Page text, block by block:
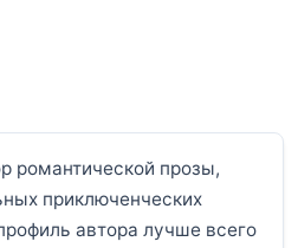
романтической прозы,
приключенческих
автора лучше всего